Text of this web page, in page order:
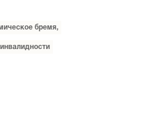
бремя,